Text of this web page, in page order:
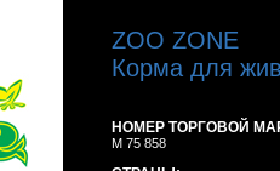
ZOO ZONE
Корма для
НОМЕР ТОРГОВОЙ
M 75 858